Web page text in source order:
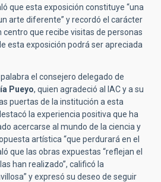
que esta exposición constituye “una
arte diferente” y recordó el carácter
centro que recibe visitas de personas
esta exposición podrá ser apreciada
el consejero delegado de
Pueyo, quien agradeció al IAC y a su
puertas de la institución a esta
la experiencia positiva que ha
acercarse al mundo de la ciencia y
artística “que perdurará en el
que las obras expuestas “reflejan el
han realizado”, calificó la
y expresó su deseo de seguir